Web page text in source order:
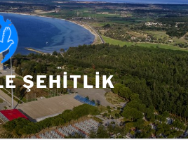
ŞEHITLIK